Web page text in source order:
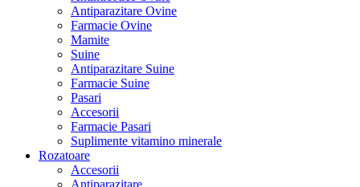
Antiparazitare Ovine
Farmacie Ovine
Mamite
Suine
Antiparazitare Suine
Farmacie Suine
Pasari
Accesorii
Farmacie Pasari
Suplimente vitamino minerale
Rozatoare
Accesorii
Antiparazitare